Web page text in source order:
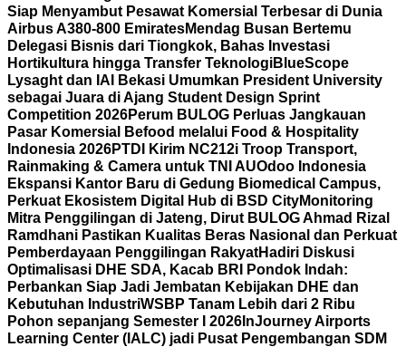
Siap Menyambut Pesawat Komersial Terbesar di Dunia
Airbus A380-800 EmiratesMendag Busan Bertemu
Delegasi Bisnis dari Tiongkok, Bahas Investasi
Hortikultura hingga Transfer TeknologiBlueScope
Lysaght dan IAI Bekasi Umumkan President University
sebagai Juara di Ajang Student Design Sprint
Competition 2026Perum BULOG Perluas Jangkauan
Pasar Komersial Befood melalui Food & Hospitality
Indonesia 2026PTDI Kirim NC212i Troop Transport,
Rainmaking & Camera untuk TNI AUOdoo Indonesia
Ekspansi Kantor Baru di Gedung Biomedical Campus,
Perkuat Ekosistem Digital Hub di BSD CityMonitoring
Mitra Penggilingan di Jateng, Dirut BULOG Ahmad Rizal
Ramdhani Pastikan Kualitas Beras Nasional dan Perkuat
Pemberdayaan Penggilingan RakyatHadiri Diskusi
Optimalisasi DHE SDA, Kacab BRI Pondok Indah:
Perbankan Siap Jadi Jembatan Kebijakan DHE dan
Kebutuhan IndustriWSBP Tanam Lebih dari 2 Ribu
Pohon sepanjang Semester I 2026 InJourney Airports
Learning Center (IALC) jadi Pusat Pengembangan SDM